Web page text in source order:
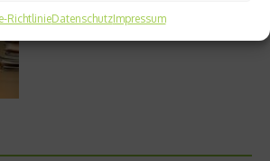
RichtlinieDatenschutzImpressum
Stuhlgang – wie oft ist eigentlich normal?